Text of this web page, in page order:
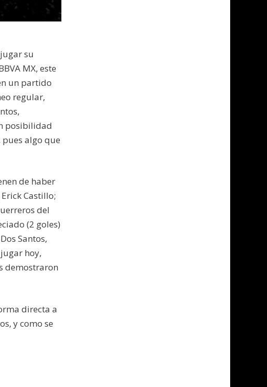
su
MX, este
un partido
regular,
posibilidad
algo que
de haber
Castillo;
del
(2 goles)
Santos,
hoy,
demostraron
directa a
y como se